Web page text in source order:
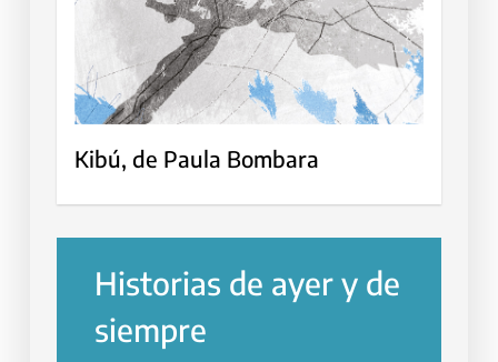
Kibú, de Paula Bombara
Historias de ayer y de
siempre